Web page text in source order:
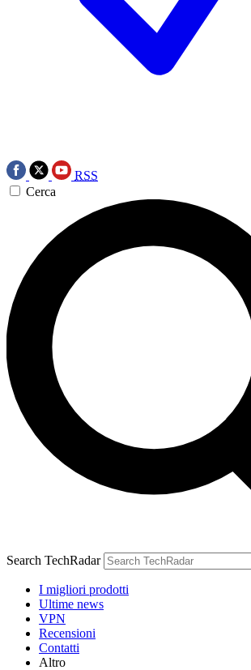
RSS
Cerca
Search TechRadar
I migliori prodotti
Ultime news
VPN
Recensioni
Contatti
Altro